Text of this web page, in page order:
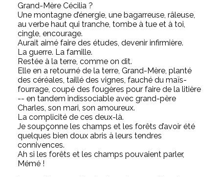
Grand-Mère Cécilia ?
Une montagne d’énergie, une bagarreuse, râleuse,
au verbe haut qui tranche, tombe à tue et à toi,
cingle, encourage.
Aurait aimé faire des études, devenir infirmière.
La guerre. La famille.
Restée à la terre, comme on dit.
Elle en a retourné de la terre, Grand-Mère, planté
des céréales, taillé des vignes, fauché du maïs-
fourrage, coupé des fougères pour faire de la litière
-- en tandem indissociable avec grand-père
Charles, son mari, son amoureux.
La complicité de ces deux-là.
Je soupçonne les champs et les forêts d’avoir été
quelques bien doux abris à leurs tendres
connivences.
Ah si les forêts et les champs pouvaient parler,
Mémé !